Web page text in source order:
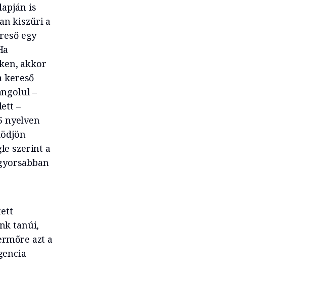
is
kiszűri a
egy
akkor
kereső
–
–
nyelven
szerint a
tanúi,
azt a